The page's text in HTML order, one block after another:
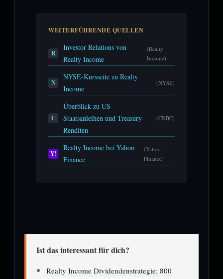
WEITERFÜHRENDE QUELLEN
R
Investor Relations von
Realty Income
(Realty
Income)
N
NYSE-Kursseite zu Realty
Income
(NYSE)
C
Überblick zu US-
Staatsanleihen und Treasury-
Renditen
(CNBC)
Y!
Realty Income bei Yahoo
Finance
(Yahoo
Finance)
Ist das interessant für dich?
Realty Income Dividendenstrategie: 800